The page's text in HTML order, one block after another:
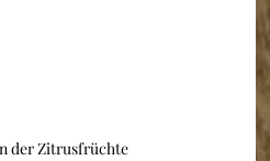
der Zitrusfrüchte